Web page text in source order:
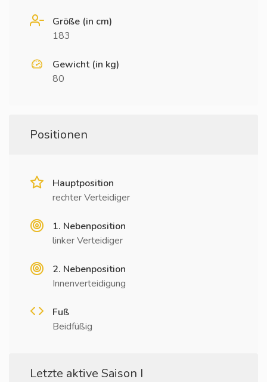
Größe (in cm)
183
Gewicht (in kg)
80
Positionen
Hauptposition
rechter Verteidiger
1. Nebenposition
linker Verteidiger
2. Nebenposition
Innenverteidigung
Fuß
Beidfüßig
Letzte aktive Saison I